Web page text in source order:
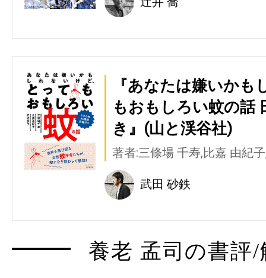
『あなたは嫌いか
もおもしろい蚊の話
き』(山と渓谷社)
著者:三條場 千寿,比嘉 由紀
武田 砂鉄
養老 孟司の書評